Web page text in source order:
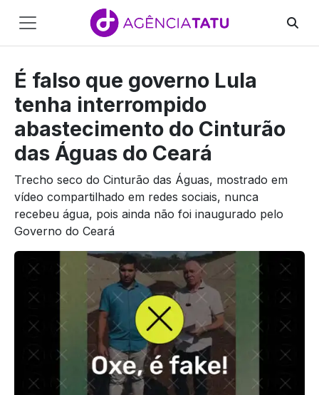
Pular para o conteúdo
Main
Navigation
É falso que governo Lula
tenha interrompido
abastecimento do Cinturão
das Águas do Ceará
Trecho seco do Cinturão das Águas, mostrado em
vídeo compartilhado em redes sociais, nunca
recebeu água, pois ainda não foi inaugurado pelo
Governo do Ceará